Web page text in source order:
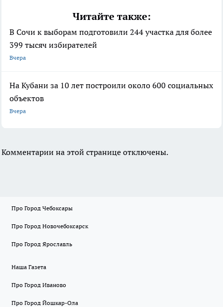
Читайте также:
В Сочи к выборам подготовили 244 участка для более
399 тысяч избирателей
Вчера
На Кубани за 10 лет построили около 600 социальных
объектов
Вчера
Комментарии на этой странице отключены.
Про Город Чебоксары
Про Город Новочебоксарск
Про Город Ярославль
Наша Газета
Про Город Иваново
Про Город Йошкар-Ола